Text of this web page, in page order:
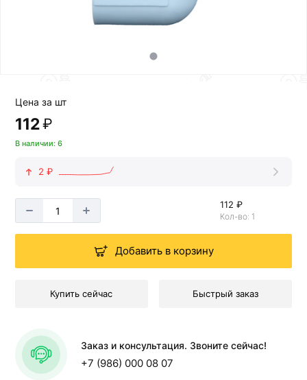
Цена за шт
112₽
В наличии: 6
2 ₽
112 ₽
Кол-во: 1
Добавить в корзину
Купить сейчас Быстрый заказ
Заказ и консультация. Звоните сейчас!
+7 (986) 000 08 07